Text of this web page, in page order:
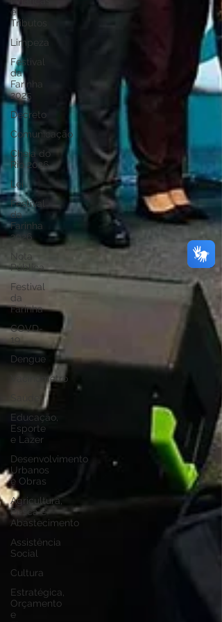
e
Tributos
Limpeza
Festival
da
Farinha
2025
Decreto
Comunicação
Cheia do
Rio 2026
Lei
Festival
da
Farinha
2026
Nota
Pública
Festival
da
Farinha
COVD-
19
Dengue
Vacinômetro
Educação,
Esporte
e Lazer
Desenvolvimento
Urbanos
e Obras
Agricultura,
Pesca e
Abastecimento
Assistência
Social
Cultura
Estratégica,
Orçamento
e